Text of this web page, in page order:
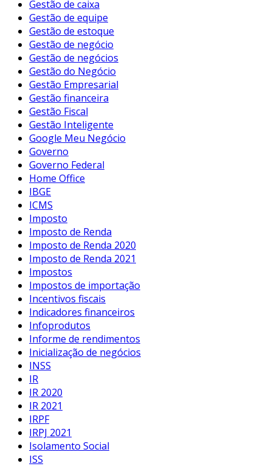
Gestão de caixa
Gestão de equipe
Gestão de estoque
Gestão de negócio
Gestão de negócios
Gestão do Negócio
Gestão Empresarial
Gestão financeira
Gestão Fiscal
Gestão Inteligente
Google Meu Negócio
Governo
Governo Federal
Home Office
IBGE
ICMS
Imposto
Imposto de Renda
Imposto de Renda 2020
Imposto de Renda 2021
Impostos
Impostos de importação
Incentivos fiscais
Indicadores financeiros
Infoprodutos
Informe de rendimentos
Inicialização de negócios
INSS
IR
IR 2020
IR 2021
IRPF
IRPJ 2021
Isolamento Social
ISS